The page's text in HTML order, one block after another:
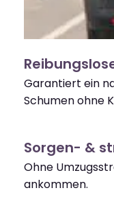
Garantiert ein
Schumen ohne
Sorgen- &
Ohne
ankommen.